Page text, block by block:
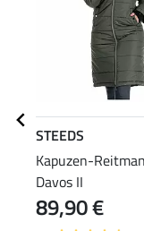
STEEDS
Kapuzen-
Davos II
89,90 €